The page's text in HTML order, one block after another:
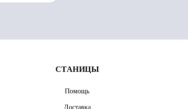
СТАНИЦЫ
Помощь
Доставка